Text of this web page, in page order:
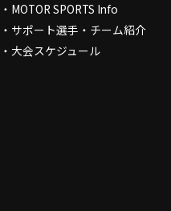
MOTOR SPORTS Info
サポート選手・チーム紹介
大会スケジュール